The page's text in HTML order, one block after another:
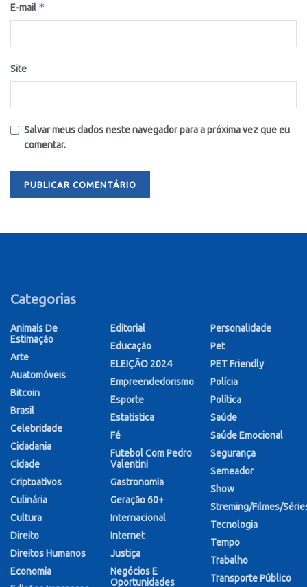
E-mail *
Site
Salvar meus dados neste navegador para a próxima vez que eu
comentar.
Categorias
Animais De
Estimação
Arte
Auatomóveis
Bitcoin
Brasil
Celebridade
Cidadania
Cidade
Criptoativos
Culinária
Cultura
Direito
Direitos Humanos
Economia
Editorial
Educação
ELEIÇÃO 2024
Empreendedorismo
Esporte
Estatistica
Fé
Futebol Com Pedro
Valentini
Gastronomia
Geração 60+
Internacional
Internet
Justiça
Negócios E
Oportunidades
Personalidade
Pet
PET Friendly
Polícia
Política
Saúde
Saúde Emocional
Segurança
Semeador
Show
Streming/Filmes/
Tecnologia
Tempo
Trabalho
Transporte Público